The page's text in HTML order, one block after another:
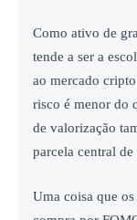
Como ativo de
tende a ser a
ao mercado
risco é menor do
de valorização
parcela central de
Uma coisa que